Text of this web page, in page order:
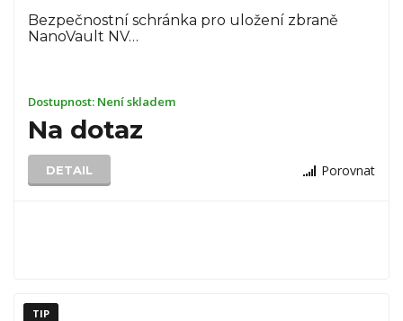
Bezpečnostní schránka pro uložení zbraně
NanoVault NV…
Dostupnost: Není skladem
Na dotaz
DETAIL Porovnat
TIP